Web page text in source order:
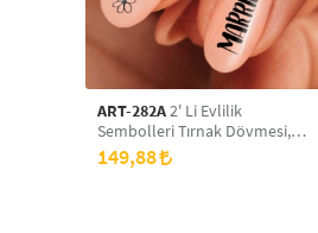
ART-282A2' Li Evlilik
Sembolleri Tırnak Dövmesi,
Tırnak Tattoo, Nail Art, Tırnak
Sticker
149,88